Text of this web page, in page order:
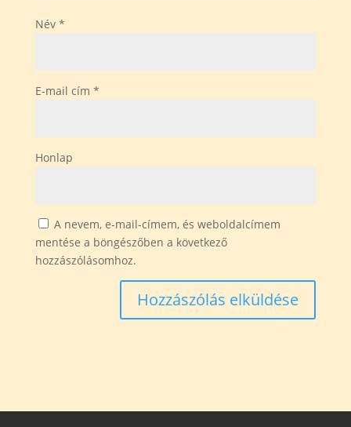
Név *
E-mail cím *
Honlap
A nevem, e-mail-címem, és weboldalcímem
mentése a böngészőben a következő
hozzászólásomhoz.